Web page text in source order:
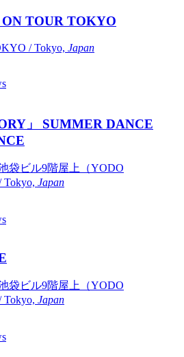
TOUR TOKYO
/ Tokyo, Japan
」 SUMMER DANCE
袋ビル9階屋上（YODO
Tokyo, Japan
袋ビル9階屋上（YODO
Tokyo, Japan